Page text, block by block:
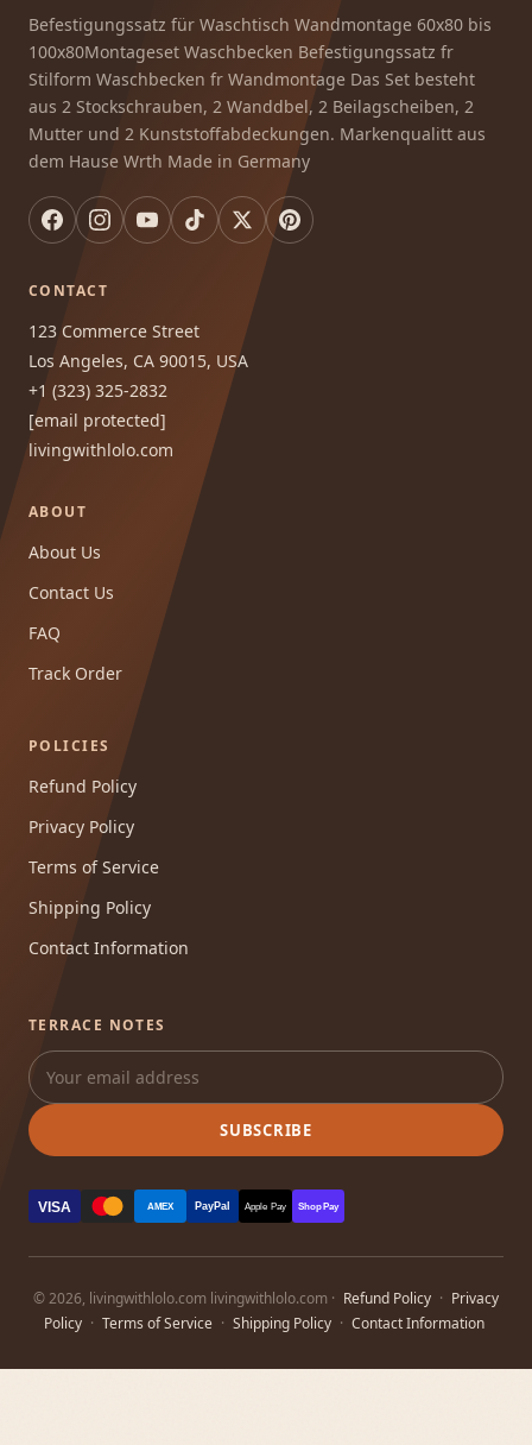
Befestigungssatz für Waschtisch Wandmontage 60x80 bis
100x80Montageset Waschbecken Befestigungssatz fr
Stilform Waschbecken fr Wandmontage Das Set besteht
aus 2 Stockschrauben, 2 Wanddbel, 2 Beilagscheiben, 2
Mutter und 2 Kunststoffabdeckungen. Markenqualitt aus
dem Hause Wrth Made in Germany
CONTACT
123 Commerce Street
Los Angeles, CA 90015, USA
+1 (323) 325-2832
[email protected]
livingwithlolo.com
ABOUT
About Us
Contact Us
FAQ
Track Order
POLICIES
Refund Policy
Privacy Policy
Terms of Service
Shipping Policy
Contact Information
TERRACE NOTES
SUBSCRIBE
VISA AMEX PayPal Apple Pay Shop Pay
© 2026, livingwithlolo.com livingwithlolo.com · Refund Policy · Privacy
Policy · Terms of Service · Shipping Policy · Contact Information